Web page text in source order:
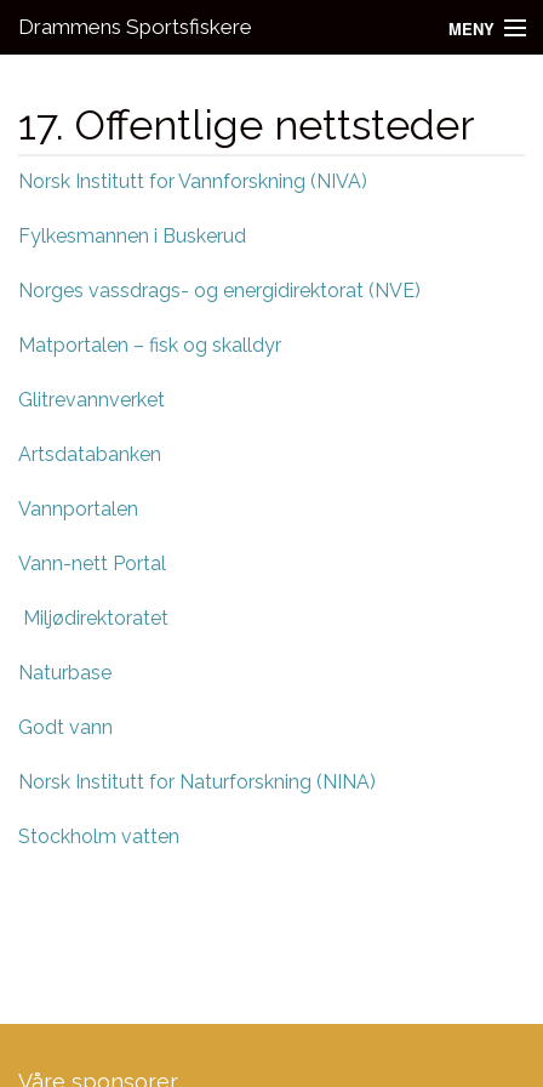
Drammens Sportsfiskere MENY
Aktivitetsgrupper
Utleie
Bli medlem!
Fiske
Kontakt oss
17. Offentlige nettsteder
Norsk Institutt for Vannforskning (NIVA)
Fylkesmannen i Buskerud
Norges vassdrags- og energidirektorat (NVE)
Matportalen – fisk og skalldyr
Glitrevannverket
Artsdatabanken
Vannportalen
Vann-nett Portal
Miljødirektoratet
Naturbase
Godt vann
Norsk Institutt for Naturforskning (NINA)
Stockholm vatten